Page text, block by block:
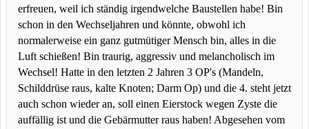
erfreuen, weil ich ständig irgendwelche Baustellen habe! Bin
schon in den Wechseljahren und könnte, obwohl ich
normalerweise ein ganz gutmütiger Mensch bin, alles in die
Luft schießen! Bin traurig, aggressiv und melancholisch im
Wechsel! Hatte in den letzten 2 Jahren 3 OP's (Mandeln,
Schilddrüse raus, kalte Knoten; Darm Op) und die 4. steht jetzt
auch schon wieder an, soll einen Eierstock wegen Zyste die
auffällig ist und die Gebärmutter raus haben! Abgesehen vom